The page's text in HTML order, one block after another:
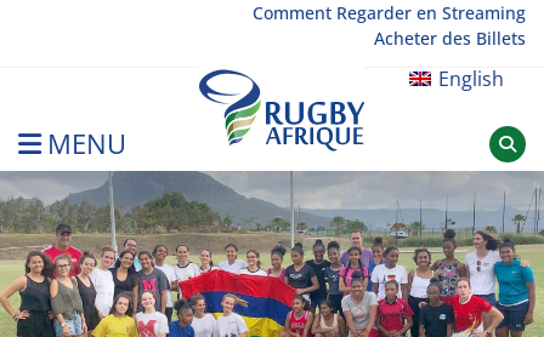
Comment Regarder en Streaming
Acheter des Billets
English
MENU
Rugby Afrique